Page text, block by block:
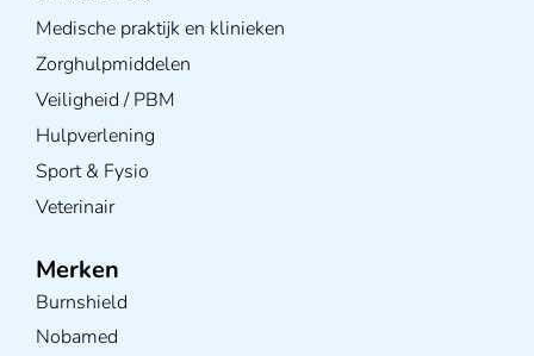
Medische praktijk en klinieken
Zorghulpmiddelen
Veiligheid / PBM
Hulpverlening
Sport & Fysio
Veterinair
Merken
Burnshield
Nobamed